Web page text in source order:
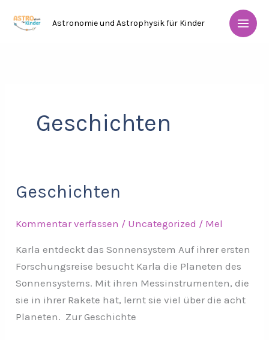
Inhalt
Astronomie und Astrophysik für Kinder
Geschichten
Geschichten
Kommentar verfassen / Uncategorized / Mel
Karla entdeckt das Sonnensystem Auf ihrer ersten
Forschungsreise besucht Karla die Planeten des
Sonnensystems. Mit ihren Messinstrumenten, die
sie in ihrer Rakete hat, lernt sie viel über die acht
Planeten. Zur Geschichte
Geschichten